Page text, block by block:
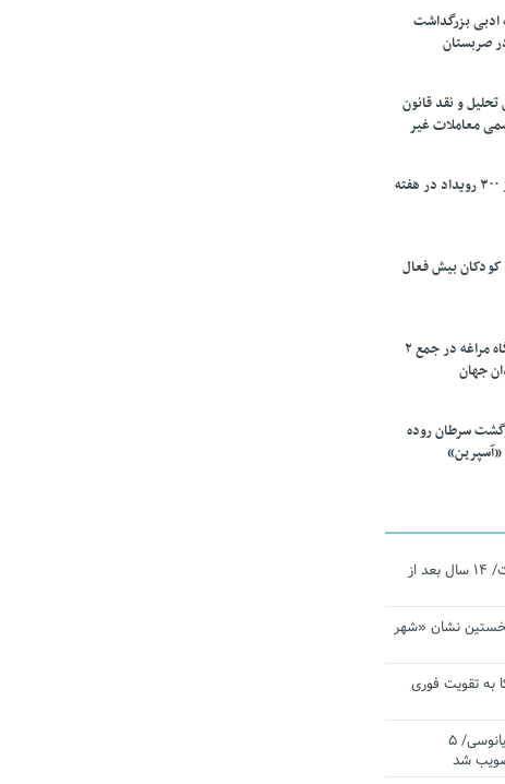
بزرگداشت
صربستان
و نقد قانون
معاملات غیر
برگزاری بیش از ۳۰۰ رویداد در هفته
کودکان بیش فعال
۱۰ محقق دانشگاه مراغه در جمع ۲
جهان
سرطان روده
نجات‌دهنده‌ همچنان در آیینه است/ ۱۴ سال بعد از
نشان «شهر
تقویت فوری
اقتدار ناوگروه ۱۰۳ در مأموریت‌ اقیانوسی/ ۵
شد